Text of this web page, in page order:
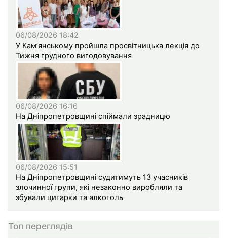
06/08/2026 18:42
У Кам’янському пройшла просвітницька лекція до
Тижня грудного вигодовування
06/08/2026 16:16
На Дніпропетровщині спіймали зрадницю
06/08/2026 15:51
На Дніпропетровщині судитимуть 13 учасників
злочинної групи, які незаконно виробляли та
збували цигарки та алкоголь
Топ переглядів